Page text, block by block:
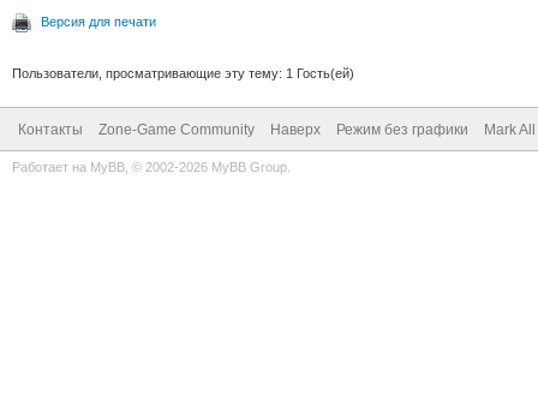
Версия для печати
Пользователи, просматривающие эту тему: 1 Гость(ей)
Контакты Zone-Game Community Наверх Режим без графики Mark
Работает на MyBB , © 2002-2026 MyBB Group